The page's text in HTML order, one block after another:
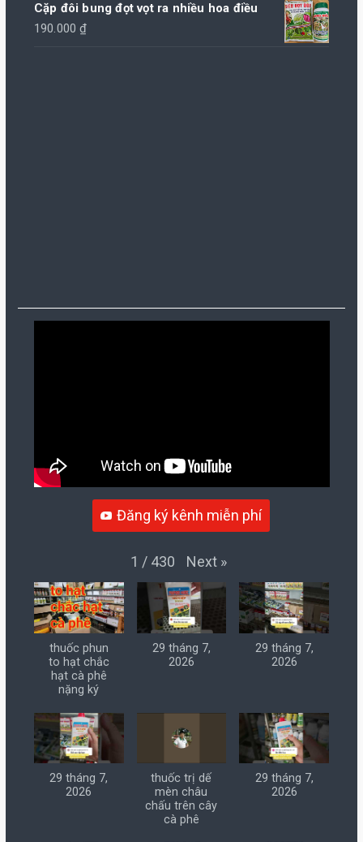
Cặp đôi bung đọt vọt ra nhiều hoa điều
190.000₫
Đăng ký kênh miễn phí
1 / 430 Next »
thuốc phun
to hạt chắc
hạt cà phê
nặng ký
29 tháng 7,
2026
29 tháng 7,
2026
29 tháng 7,
2026
thuốc trị dế
mèn châu
chấu trên cây
cà phê
29 tháng 7,
2026